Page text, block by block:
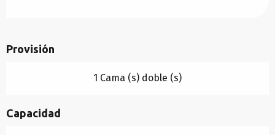
Provisión
1 Cama (s) doble (s)
Capacidad